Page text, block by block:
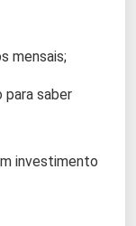
mensais;
para saber
investimento